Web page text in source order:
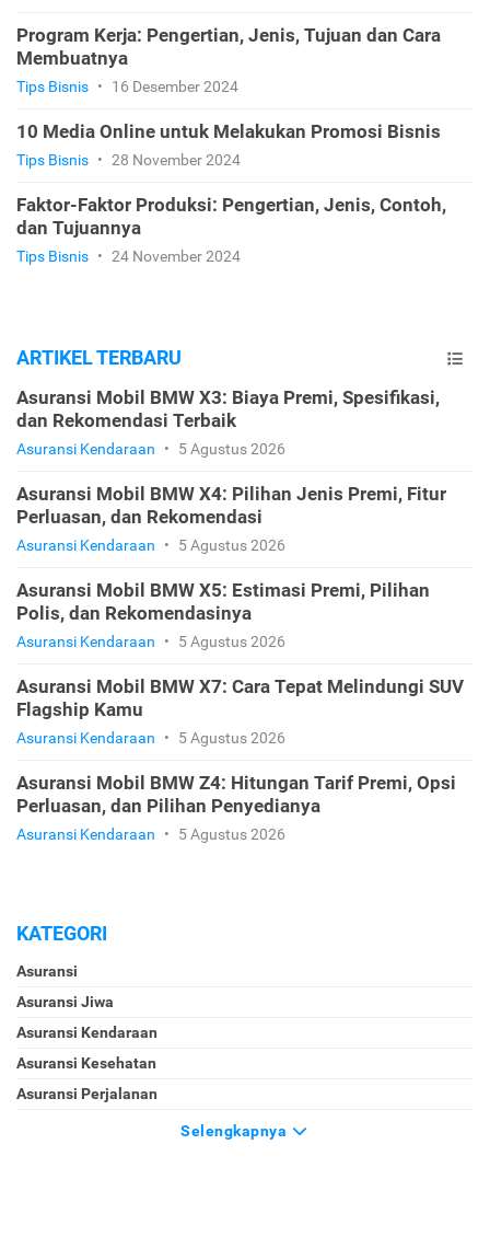
Program Kerja: Pengertian, Jenis, Tujuan dan Cara
Membuatnya
Tips Bisnis • 16 Desember 2024
10 Media Online untuk Melakukan Promosi Bisnis
Tips Bisnis • 28 November 2024
Faktor-Faktor Produksi: Pengertian, Jenis, Contoh,
dan Tujuannya
Tips Bisnis • 24 November 2024
ARTIKEL TERBARU
Asuransi Mobil BMW X3: Biaya Premi, Spesifikasi,
dan Rekomendasi Terbaik
Asuransi Kendaraan • 5 Agustus 2026
Asuransi Mobil BMW X4: Pilihan Jenis Premi, Fitur
Perluasan, dan Rekomendasi
Asuransi Kendaraan • 5 Agustus 2026
Asuransi Mobil BMW X5: Estimasi Premi, Pilihan
Polis, dan Rekomendasinya
Asuransi Kendaraan • 5 Agustus 2026
Asuransi Mobil BMW X7: Cara Tepat Melindungi SUV
Flagship Kamu
Asuransi Kendaraan • 5 Agustus 2026
Asuransi Mobil BMW Z4: Hitungan Tarif Premi, Opsi
Perluasan, dan Pilihan Penyedianya
Asuransi Kendaraan • 5 Agustus 2026
KATEGORI
Asuransi
Asuransi Jiwa
Asuransi Kendaraan
Asuransi Kesehatan
Asuransi Perjalanan
Selengkapnya